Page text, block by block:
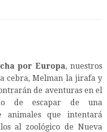
por Europa, nuestros
cebra, Melman la jirafa y
de aventuras en el
de escapar de una
animales que intentará
al zoológico de Nueva